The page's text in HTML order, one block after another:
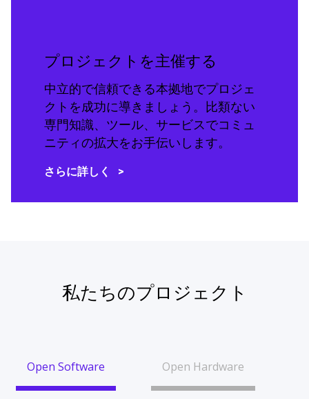
プロジェクトを主催する
中立的で信頼できる本拠地でプロジェ
クトを成功に導きましょう。比類ない
専門知識、ツール、サービスでコミュ
ニティの拡大をお手伝いします。
さらに詳しく
私たちのプロジェクト
Open Software Open Hardware